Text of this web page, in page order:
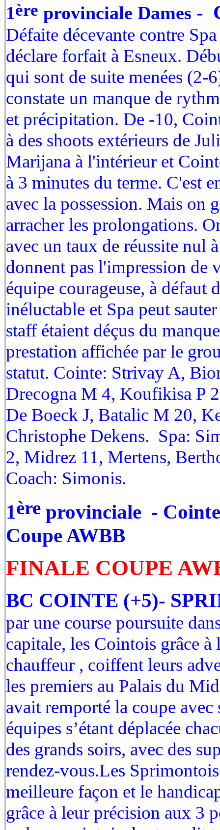
1ère provinciale Dames -
Défaite décevante contre
déclare forfait à Esneux.
qui sont de suite menées
constate un manque de
et précipitation. De -10,
à des shoots extérieurs de
Marijana à l'intérieur et
à 3 minutes du terme. C'est
avec la possession. Mais on
arracher les prolongations.
avec un taux de réussite nul
donnent pas l'impression
équipe courageuse, à défaut
inéluctable et Spa peut
staff étaient déçus du
prestation affichée par le
statut. Cointe: Strivay A,
Drecogna M 4, Koufikisa P
De Boeck J, Batalic M 20,
Christophe Dekens. Spa:
2, Midrez 11, Mertens,
Coach: Simonis.
1ère provinciale -
Coupe AWBB
FINALE COUPE
BC COINTE (+5)-
par une course poursuite
capitale, les Cointois grâce
chauffeur , coiffent leurs
les premiers au Palais du
avait remporté la coupe
équipes s’étant déplacée
des grands soirs, avec des
rendez-vous.Les
meilleure façon et le
grâce à leur précision aux 3